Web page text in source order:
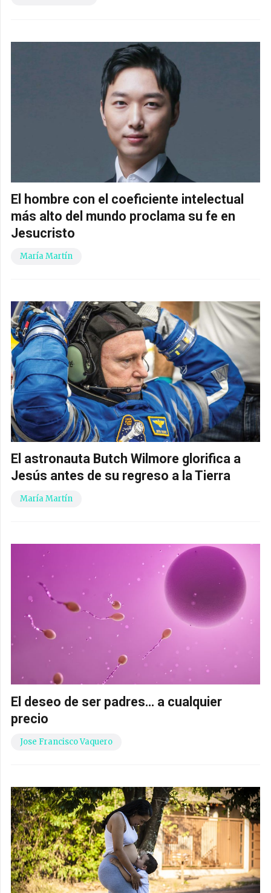
El hombre con el coeficiente intelectual
más alto del mundo proclama su fe en
Jesucristo
María Martín
El astronauta Butch Wilmore glorifica a
Jesús antes de su regreso a la Tierra
María Martín
El deseo de ser padres… a cualquier
precio
Jose Francisco Vaquero